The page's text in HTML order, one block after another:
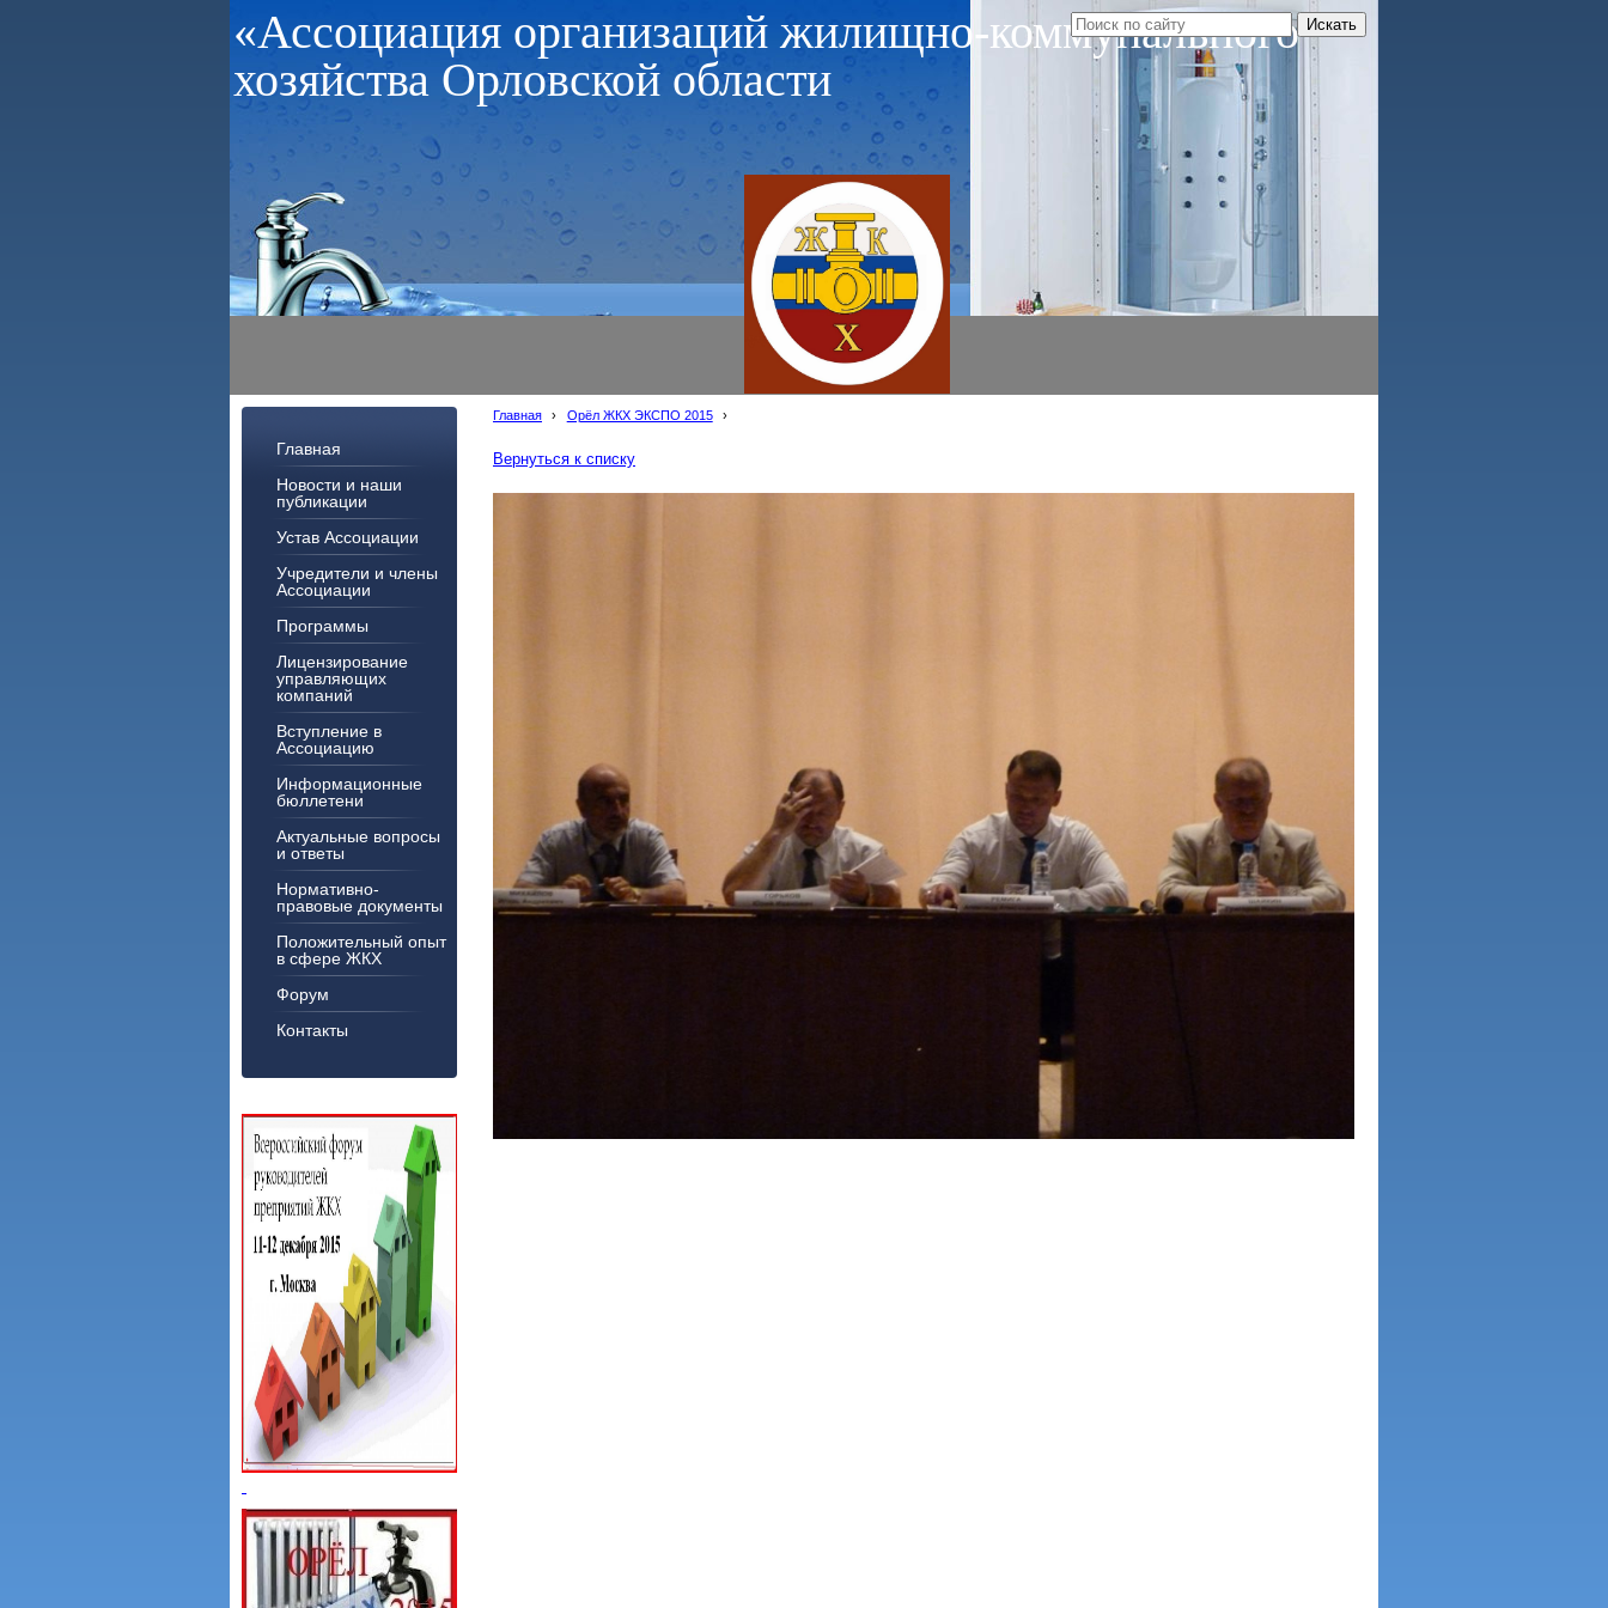
«Ассоциация организаций жилищно-коммунального
хозяйства Орловской области
Главная
Новости и наши
публикации
Устав Ассоциации
Учредители и члены
Ассоциации
Программы
Лицензирование
управляющих
компаний
Вступление в
Ассоциацию
Информационные
бюллетени
Актуальные вопросы
и ответы
Нормативно-
правовые документы
Положительный опыт
в сфере ЖКХ
Форум
Контакты
Главная › Орёл ЖКХ ЭКСПО 2015 ›
Вернуться к списку